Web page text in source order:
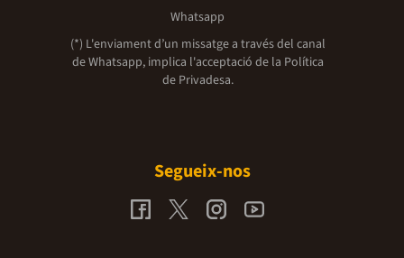
Whatsapp
(*) L'enviament d’un missatge a través del canal
de Whatsapp, implica l'acceptació de la Política
de Privadesa.
Segueix-nos